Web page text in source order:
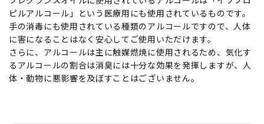
ピルアルコール」という医療用にも使用されているものです。
手の消毒にも使用されている種類のアルコールですので、人体
に害になることはなく安心してご使用いただけます。
さらに、アルコールは主に触媒燃焼に使用されるため、気化す
るアルコールの割合は消臭には十分な効果を発揮しますが、人
体・動物に悪影響を及ぼすことはございません。